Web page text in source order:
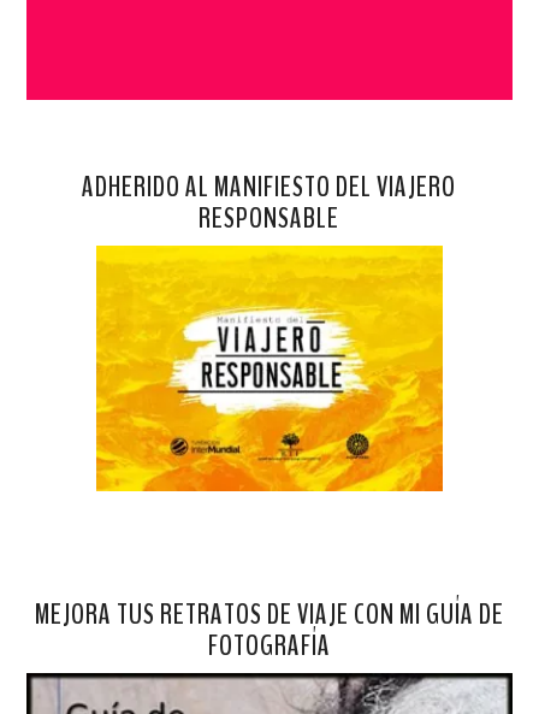
ADHERIDO AL MANIFIESTO DEL VIAJERO
RESPONSABLE
MEJORA TUS RETRATOS DE VIAJE CON MI GUÍA DE
FOTOGRAFÍA